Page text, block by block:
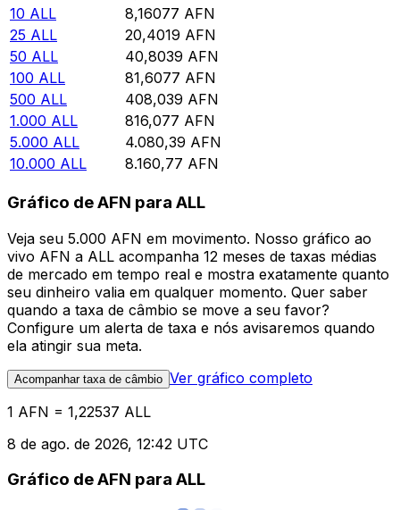
10 ALL 8,16077 AFN
25 ALL 20,4019 AFN
50 ALL 40,8039 AFN
100 ALL 81,6077 AFN
500 ALL 408,039 AFN
1.000 ALL 816,077 AFN
5.000 ALL 4.080,39 AFN
10.000 ALL 8.160,77 AFN
Gráfico de AFN para ALL
Veja seu 5.000 AFN em movimento. Nosso gráfico ao
vivo AFN a ALL acompanha 12 meses de taxas médias
de mercado em tempo real e mostra exatamente quanto
seu dinheiro valia em qualquer momento. Quer saber
quando a taxa de câmbio se move a seu favor?
Configure um alerta de taxa e nós avisaremos quando
ela atingir sua meta.
Acompanhar taxa de câmbio Ver gráfico completo
1 AFN = 1,22537 ALL
8 de ago. de 2026, 12:42 UTC
Gráfico de AFN para ALL